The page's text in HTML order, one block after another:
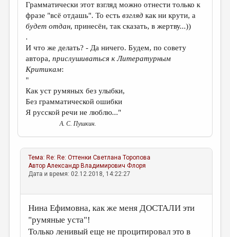
Грамматически этот взгляд можно отнести только к
фразе "всё отдашь". То естьвзглядкак ни крути, а
будет отдан, принесён, так сказать, в жертву...))
.
И что же делать? - Да ничего. Будем, по совету
автора,прислушиваться к Литературным
Критикам:
"
Как уст румяных без улыбки,
Без грамматической ошибки
Я русской речи не люблю..."
А. С. Пушкин.
Тема: Re: Re: Оттенки Светлана Торопова
АвторАлександр Владимирович Флоря
Дата и время: 02.12.2018, 14:22:27
Нина Ефимовна, как же меня ДОСТАЛИ эти
"румяные уста"!
Только ленивый еще не процитировал это в